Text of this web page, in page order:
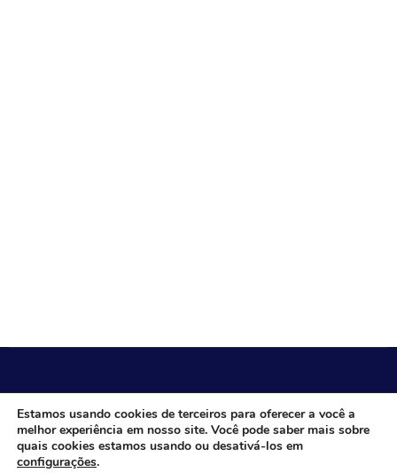
CÂMARA MUNICIPAL DE ITACARAMBI - MG
Endereço: Av. Juca Nascimento, n.º 240, Nossa Senhora
Estamos usando cookies de terceiros para oferecer a você a
melhor experiência em nosso site. Você pode saber mais sobre
quais cookies estamos usando ou desativá-los em
configurações.